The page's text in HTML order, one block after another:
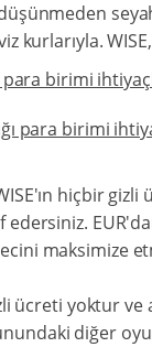
kurlarıyla. WISE,
para birimi
para birimi
hiçbir gizli
maksimize
ücreti yoktur ve
diğer